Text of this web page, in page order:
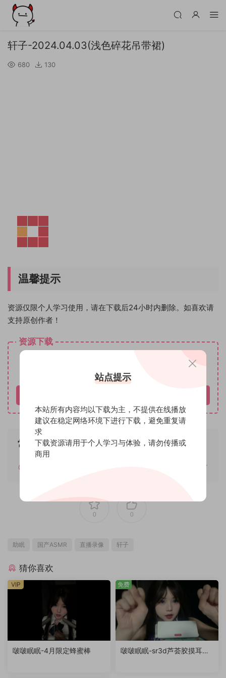
轩子-2024.04.03(浅色碎花吊带裙)
680 130
温馨提示
资源仅限个人学习使用，请在下载后24小时内删除。如喜欢请
支持原创作者！
资源下载
VIP免费
常见问题
0 0
助眠 国产ASMR 直播录像 轩子
猜你喜欢
啵啵眠眠-4月限定蜂蜜棒
VIP
啵啵眠眠-sr3d芦荟胶摸耳
免费
站点提示
本站所有内容均以下载为主，不提供在线播放
建议在稳定网络环境下进行下载，避免重复请
求
下载资源请用于个人学习与体验，请勿传播或
商用